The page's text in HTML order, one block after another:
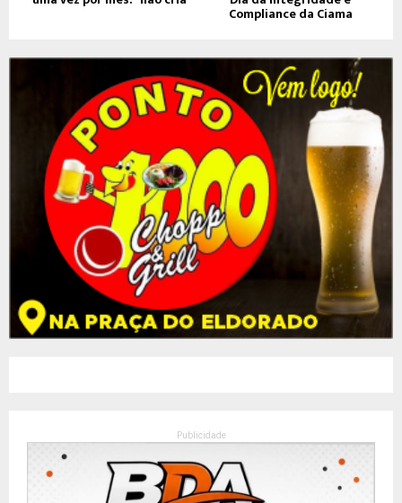
Compliance da Ciama
Publicidade